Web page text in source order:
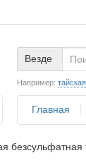
Везде
Например:
Главная
безсульфатная